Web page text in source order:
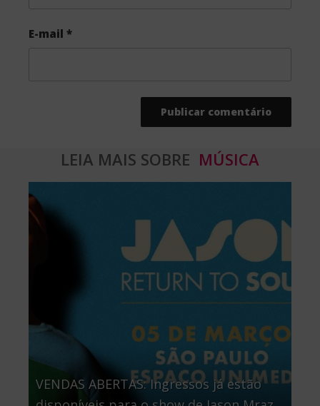
E-mail *
LEIA MAIS SOBRE MÚSICA
VENDAS ABERTAS: Ingressos já estão